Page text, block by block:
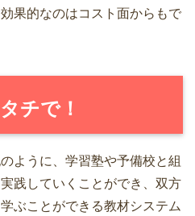
果的なのはコスト面からもで
チで！
ように、学習塾や予備校と組
践していくことができ、双方
ぶことができる教材システム